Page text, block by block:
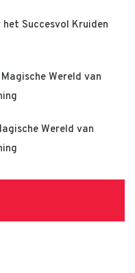
Succesvol Kruiden
Wereld van
Wereld van